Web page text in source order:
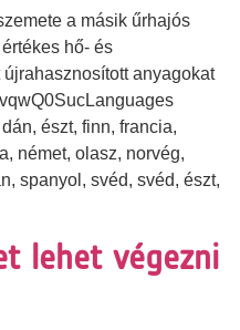
a másik űrhajós
hő- és
anyagokat
észt, finn, francia,
német, olasz, norvég,
spanyol, svéd, svéd, észt,
lehet végezni